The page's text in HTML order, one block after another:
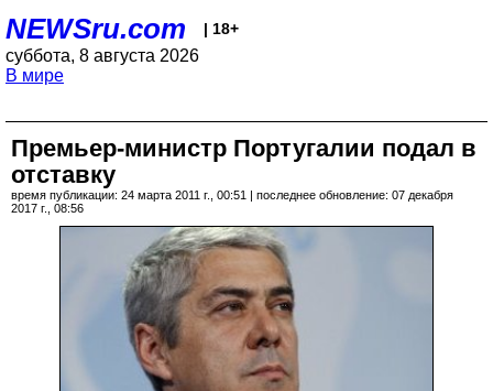
NEWSru.com | 18+
суббота, 8 августа 2026
В мире
Премьер-министр Португалии подал в
отставку
время публикации: 24 марта 2011 г., 00:51 | последнее обновление: 07 декабря
2017 г., 08:56